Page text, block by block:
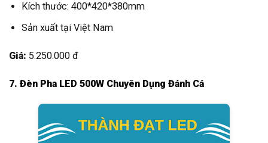
Kích thước: 400*420*380mm
Sản xuất tại Việt Nam
Giá: 5.250.000 đ
7. Đèn Pha LED 500W Chuyên Dụng Đánh Cá